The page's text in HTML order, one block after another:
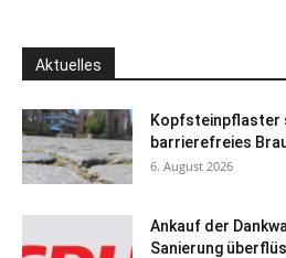
Aktuelles
Kopfsteinpflaster
barrierefreies
6. August 2026
Ankauf der
Sanierung